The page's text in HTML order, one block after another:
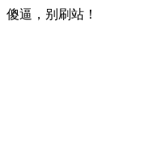
傻逼，别刷站！